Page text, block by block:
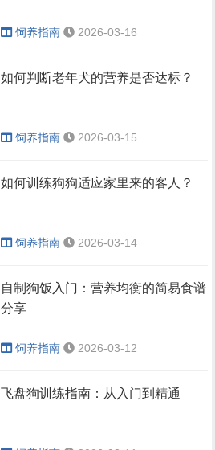
饲养指南 2026-03-16
如何判断老年犬的营养是否达标？
饲养指南 2026-03-15
如何训练狗狗适应家里来的客人？
饲养指南 2026-03-14
自制狗饭入门：营养均衡的简易食谱
分享
饲养指南 2026-03-12
飞盘狗训练指南：从入门到精通